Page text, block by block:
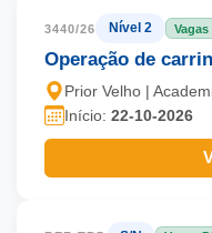
3440/26 Nível 2
Operação de
Prior Velho |
Início: 22-10-2026